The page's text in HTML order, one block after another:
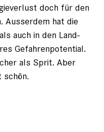
doch für den
Ausserdem hat die
auch in den Land-
Gefahrenpotential.
als Sprit. Aber
schön.